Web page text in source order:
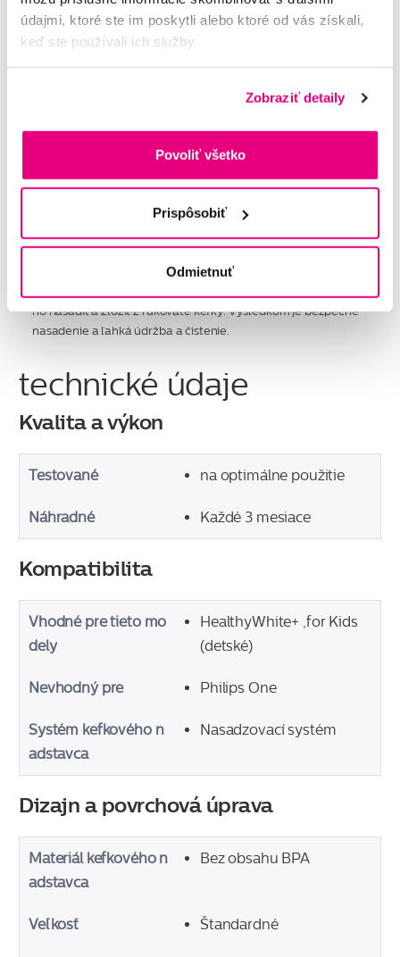
údajmi, ktoré ste im poskytli alebo ktoré od vás získali,
keď ste používali ich služby.
Zobraziť detaily
Povoliť všetko
Prispôsobiť
Odmietnuť
zpečiť mimoriadny výkon a odolnosť.
Určené pre každú zubnú kefku Philips Sonicare
ho nasadiť a zložiť z rukoväte kefky. Výsledkom je bezpečné
nasadenie a ľahká údržba a čistenie.
technické údaje
Kvalita a výkon
Testované na optimálne použitie
Náhradné Každé 3 mesiace
Kompatibilita
Vhodné pre tieto mo
dely
HealthyWhite+ ,for Kids
(detské)
Nevhodný pre Philips One
Systém kefkového n
adstavca
Nasadzovací systém
Dizajn a povrchová úprava
Materiál kefkového n
adstavca
Bez obsahu BPA
Veľkosť Štandardné